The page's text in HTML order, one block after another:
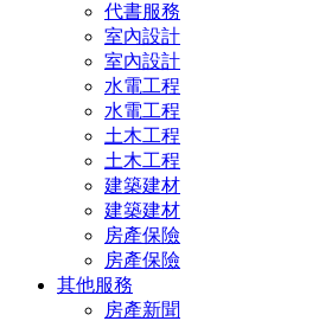
代書服務
室內設計
室內設計
水電工程
水電工程
土木工程
土木工程
建築建材
建築建材
房產保險
房產保險
其他服務
房產新聞